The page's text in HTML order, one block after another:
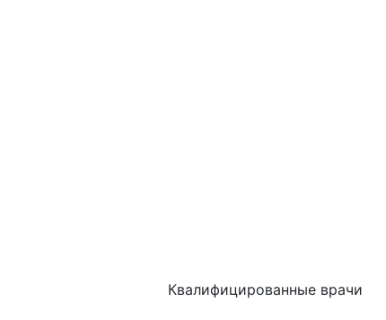
Квалифицированные врачи